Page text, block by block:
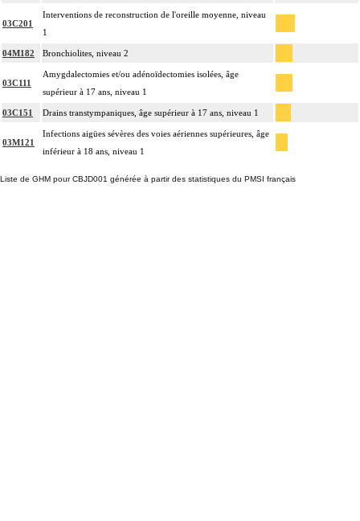
03C201
Interventions de reconstruction de l'oreille moyenne, niveau
1
04M182 Bronchiolites, niveau 2
03C111
Amygdalectomies et/ou adénoïdectomies isolées, âge
supérieur à 17 ans, niveau 1
03C151 Drains transtympaniques, âge supérieur à 17 ans, niveau 1
03M121
Infections aigües sévères des voies aériennes supérieures, âge
inférieur à 18 ans, niveau 1
Liste de GHM pour CBJD001 générée à partir des statistiques du PMSI français